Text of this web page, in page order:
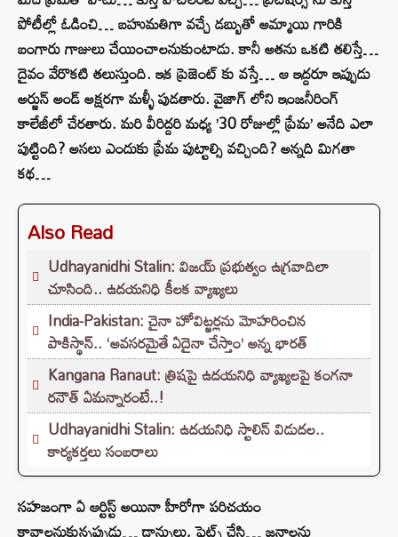
పోటీల్లో ఓడించి… బహుమతిగా వచ్చే డబ్బుతో అమ్మాయి గారికి
బంగారు గాజులు చేయించాలనుకుంటాడు. కానీ అతను ఒకటి తలిస్తే…
దైవం వేరొకటి తలుస్తుంది. ఇక ప్రెజెంట్ కు వస్తే… ఆ ఇద్దరూ ఇప్పుడు
అర్జున్ అండ్ అక్షరగా మళ్ళీ పుడతారు. వైజాగ్ లోని ఇంజనీరింగ్
కాలేజీలో చేరతారు. మరి వీరిద్దరి మధ్య ’30 రోజుల్లో ప్రేమ’ అనేది ఎలా
పుట్టింది? అసలు ఎందుకు ప్రేమ పుట్టాల్సి వచ్చింది? అన్నది మిగతా
కథ…
Also Read
Udhayanidhi Stalin: విజయ్ ప్రభుత్వం ఉగ్రవాదిలా
చూసింది.. ఉదయనిధి కీలక వ్యాఖ్యలు
India-Pakistan: చైనా హోవిట్జర్లను మోహరించిన
పాకిస్థాన్.. ‘అవసరమైతే ఏదైనా చేస్తాం’ అన్న భారత్
Kangana Ranaut: త్రిషపై ఉదయనిధి వ్యాఖ్యలపై కంగనా
రనౌత్ ఏమన్నారంటే..!
Udhayanidhi Stalin: ఉదయనిధి స్టాలిన్ విడుదల..
కార్యకర్తలు సంబరాలు
సహజంగా ఏ ఆర్టిస్ట్ అయినా హీరోగా పరిచయం